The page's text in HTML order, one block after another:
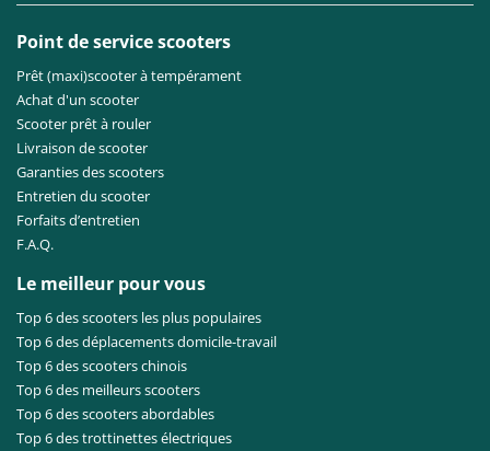
Point de service scooters
Prêt (maxi)scooter à tempérament
Achat d'un scooter
Scooter prêt à rouler
Livraison de scooter
Garanties des scooters
Entretien du scooter
Forfaits d’entretien
F.A.Q.
Le meilleur pour vous
Top 6 des scooters les plus populaires
Top 6 des déplacements domicile-travail
Top 6 des scooters chinois
Top 6 des meilleurs scooters
Top 6 des scooters abordables
Top 6 des trottinettes électriques